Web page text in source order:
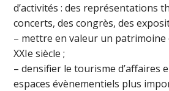
d’activités : des représentations
concerts, des congrès, des
– mettre en valeur un patrimoine
XXIe siècle ;
– densifier le tourisme d’affaires
espaces évènementiels plus